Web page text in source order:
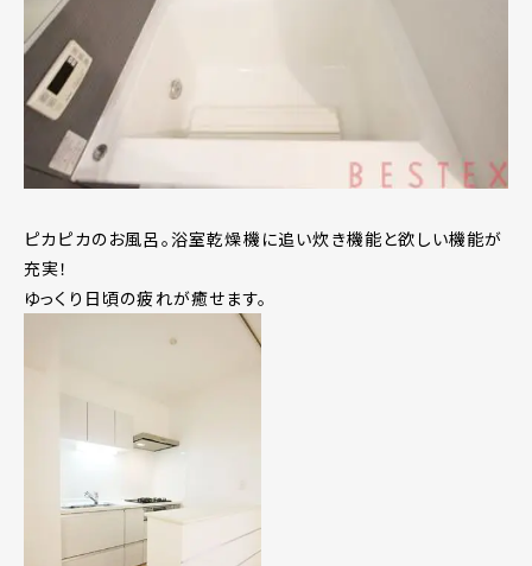
ピカピカのお風呂。浴室乾燥機に追い炊き機能と欲しい機能が
充実！
ゆっくり日頃の疲れが癒せます。